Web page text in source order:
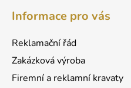
Informace pro vás
Reklamační řád
Zakázková výroba
Firemní a reklamní kravaty